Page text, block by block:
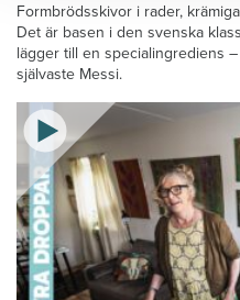
Formbrödsskivor i rader,
Det är basen i den svenska
lägger till en specialingrediens
självaste Messi.